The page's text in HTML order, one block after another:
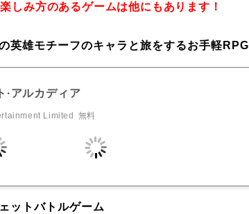
しみ方のあるゲームは他にもあります！
英雄モチーフのキャラと旅をするお手軽RPG
·アルカディア
Limited 無料
ットバトルゲーム